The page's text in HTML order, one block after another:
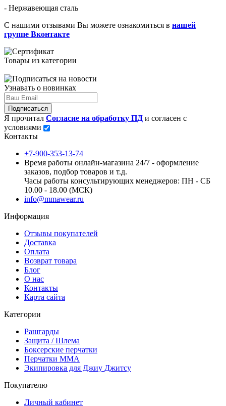
- Нержавеющая сталь
С нашими отзывами Вы можете ознакомиться в нашей
группе Вконтакте
Товары из категории
Узнавать о новинках
Подписаться
Я прочитал Согласие на обработку ПД и согласен с
условиями
Контакты
+7-900-353-13-74
Время работы онлайн-магазина 24/7 - оформление
заказов, подбор товаров и т.д.
Часы работы консультирующих менеджеров: ПН - СБ
10.00 - 18.00 (МСК)
info@mmawear.ru
Информация
Отзывы покупателей
Доставка
Оплата
Возврат товара
Блог
О нас
Контакты
Карта сайта
Категории
Рашгарды
Защита / Шлема
Боксерские перчатки
Перчатки ММА
Экипировка для Джиу Джитсу
Покупателю
Личный кабинет